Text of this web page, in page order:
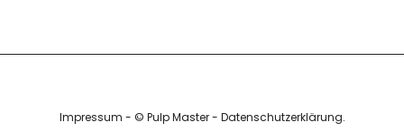
Impressum - © Pulp Master - Datenschutzerklärung